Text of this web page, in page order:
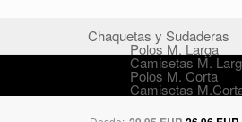
Chaquetas y Sudaderas
Polos M. Larga
Camisetas M.
Polos M. Corta
Camisetas